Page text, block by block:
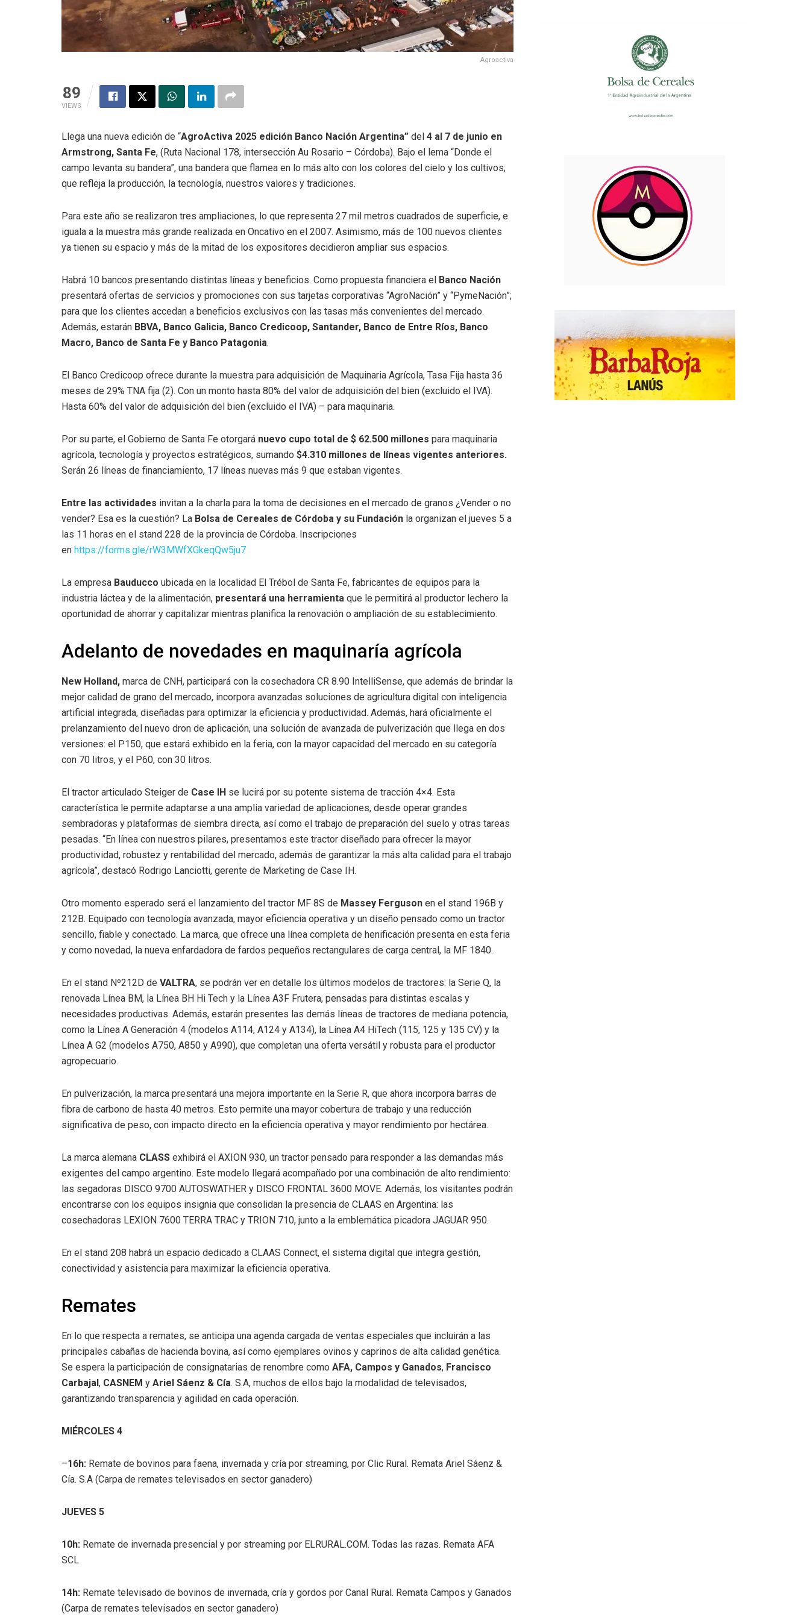
Agroactiva
89
VIEWS
Llega una nueva edición de “AgroActiva 2025 edición Banco Nación Argentina” del 4 al 7 de junio en
Armstrong, Santa Fe, (Ruta Nacional 178, intersección Au Rosario – Córdoba). Bajo el lema “Donde el
campo levanta su bandera”, una bandera que flamea en lo más alto con los colores del cielo y los cultivos;
que refleja la producción, la tecnología, nuestros valores y tradiciones.
Para este año se realizaron tres ampliaciones, lo que representa 27 mil metros cuadrados de superficie, e
iguala a la muestra más grande realizada en Oncativo en el 2007. Asimismo, más de 100 nuevos clientes
ya tienen su espacio y más de la mitad de los expositores decidieron ampliar sus espacios.
Habrá 10 bancos presentando distintas líneas y beneficios. Como propuesta financiera el
Banco Nación
presentará ofertas de servicios y promociones con sus tarjetas corporativas “AgroNación” y “PymeNación”;
para que los clientes accedan a beneficios exclusivos con las tasas más convenientes del mercado.
Además, estarán BBVA, Banco Galicia, Banco Credicoop, Santander, Banco de Entre Ríos, Banco
Macro, Banco de Santa Fe y Banco Patagonia.
El Banco Credicoop ofrece durante la muestra para adquisición de Maquinaria Agrícola, Tasa Fija hasta 36
meses de 29% TNA fija (2). Con un monto hasta 80% del valor de adquisición del bien (excluido el IVA).
Hasta 60% del valor de adquisición del bien (excluido el IVA) – para maquinaria.
Por su parte, el Gobierno de Santa Fe otorgará nuevo cupo total de $ 62.500 millones para maquinaria
agrícola, tecnología y proyectos estratégicos, sumando $4.310 millones de líneas vigentes anteriores.
Serán 26 líneas de financiamiento, 17 líneas nuevas más 9 que estaban vigentes.
Entre las actividades invitan a la charla para la toma de decisiones en el mercado de granos ¿Vender o no
vender? Esa es la cuestión? La Bolsa de Cereales de Córdoba y su Fundación la organizan el jueves 5 a
las 11 horas en el stand 228 de la provincia de Córdoba. Inscripciones
en https://forms.gle/rW3MWfXGkeqQw5ju7
La empresa Bauducco ubicada en la localidad El Trébol de Santa Fe, fabricantes de equipos para la
industria láctea y de la alimentación, presentará una herramienta que le permitirá al productor lechero la
oportunidad de ahorrar y capitalizar mientras planifica la renovación o ampliación de su establecimiento.
Adelanto de novedades en maquinaría agrícola
New Holland, marca de CNH, participará con la cosechadora CR 8.90 IntelliSense, que además de brindar la
mejor calidad de grano del mercado, incorpora avanzadas soluciones de agricultura digital con inteligencia
artificial integrada, diseñadas para optimizar la eficiencia y productividad. Además, hará oficialmente el
prelanzamiento del nuevo dron de aplicación, una solución de avanzada de pulverización que llega en dos
versiones: el P150, que estará exhibido en la feria, con la mayor capacidad del mercado en su categoría
con 70 litros, y el P60, con 30 litros.
El tractor articulado Steiger de Case IH se lucirá por su potente sistema de tracción 4×4. Esta
característica le permite adaptarse a una amplia variedad de aplicaciones, desde operar grandes
sembradoras y plataformas de siembra directa, así como el trabajo de preparación del suelo y otras tareas
pesadas. “En línea con nuestros pilares, presentamos este tractor diseñado para ofrecer la mayor
productividad, robustez y rentabilidad del mercado, además de garantizar la más alta calidad para el trabajo
agrícola”, destacó Rodrigo Lanciotti, gerente de Marketing de Case IH.
Otro momento esperado será el lanzamiento del tractor MF 8S de Massey Ferguson en el stand 196B y
212B. Equipado con tecnología avanzada, mayor eficiencia operativa y un diseño pensado como un tractor
sencillo, fiable y conectado. La marca, que ofrece una línea completa de henificación presenta en esta feria
y como novedad, la nueva enfardadora de fardos pequeños rectangulares de carga central, la MF 1840.
En el stand Nº212D de VALTRA, se podrán ver en detalle los últimos modelos de tractores: la Serie Q, la
renovada Línea BM, la Línea BH Hi Tech y la Línea A3F Frutera, pensadas para distintas escalas y
necesidades productivas. Además, estarán presentes las demás líneas de tractores de mediana potencia,
como la Línea A Generación 4 (modelos A114, A124 y A134), la Línea A4 HiTech (115, 125 y 135 CV) y la
Línea A G2 (modelos A750, A850 y A990), que completan una oferta versátil y robusta para el productor
agropecuario.
En pulverización, la marca presentará una mejora importante en la Serie R, que ahora incorpora barras de
fibra de carbono de hasta 40 metros. Esto permite una mayor cobertura de trabajo y una reducción
significativa de peso, con impacto directo en la eficiencia operativa y mayor rendimiento por hectárea.
La marca alemana CLASS exhibirá el AXION 930, un tractor pensado para responder a las demandas más
exigentes del campo argentino. Este modelo llegará acompañado por una combinación de alto rendimiento:
las segadoras DISCO 9700 AUTOSWATHER y DISCO FRONTAL 3600 MOVE. Además, los visitantes podrán
encontrarse con los equipos insignia que consolidan la presencia de CLAAS en Argentina: las
cosechadoras LEXION 7600 TERRA TRAC y TRION 710, junto a la emblemática picadora JAGUAR 950.
En el stand 208 habrá un espacio dedicado a CLAAS Connect, el sistema digital que integra gestión,
conectividad y asistencia para maximizar la eficiencia operativa.
Remates
En lo que respecta a remates, se anticipa una agenda cargada de ventas especiales que incluirán a las
principales cabañas de hacienda bovina, así como ejemplares ovinos y caprinos de alta calidad genética.
Se espera la participación de consignatarias de renombre como AFA, Campos y Ganados, Francisco
Carbajal, CASNEM y Ariel Sáenz & Cía. S.A, muchos de ellos bajo la modalidad de televisados,
garantizando transparencia y agilidad en cada operación.
MIÉRCOLES 4
–16h: Remate de bovinos para faena, invernada y cría por streaming, por Clic Rural. Remata Ariel Sáenz &
Cía. S.A (Carpa de remates televisados en sector ganadero)
JUEVES 5
10h: Remate de invernada presencial y por streaming por ELRURAL.COM. Todas las razas. Remata AFA
SCL
14h: Remate televisado de bovinos de invernada, cría y gordos por Canal Rural. Remata Campos y Ganados
(Carpa de remates televisados en sector ganadero)